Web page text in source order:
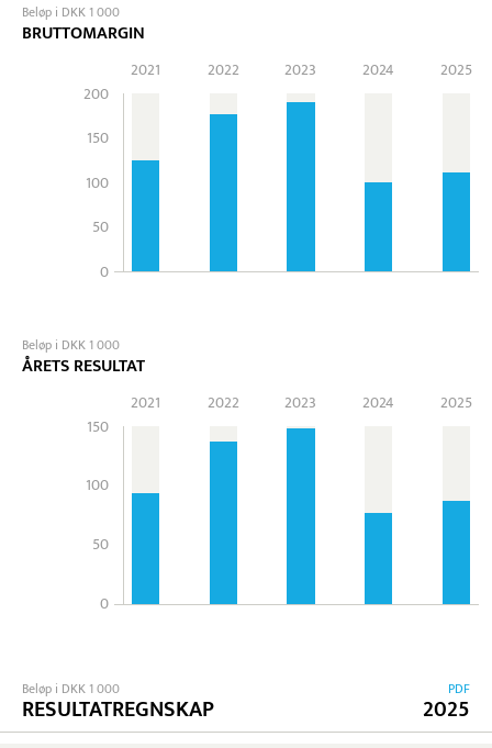
Beløp i DKK 1 000
BRUTTOMARGIN
200
150
100
50
0
2021 2022 2023 2024 2025
Beløp i DKK 1 000
ÅRETS RESULTAT
150
100
50
0
2021 2022 2023 2024 2025
Beløp i DKK 1 000
RESULTATREGNSKAP
PDF
2025